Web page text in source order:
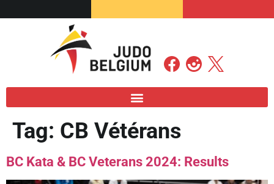
Tag: CB Vétérans
BC Kata & BC Veterans 2024: Results